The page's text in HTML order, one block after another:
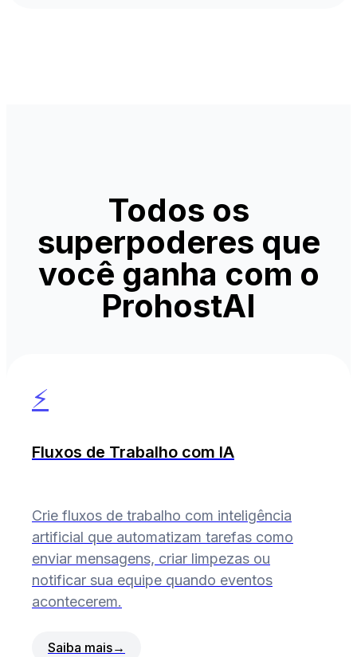
Todos os
superpoderes que
você ganha com o
ProhostAI
⚡
Fluxos de Trabalho com IA
Crie fluxos de trabalho com inteligência
artificial que automatizam tarefas como
enviar mensagens, criar limpezas ou
notificar sua equipe quando eventos
acontecerem.
Saiba mais→